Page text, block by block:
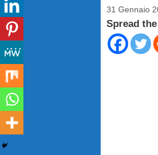
31 Gennaio
Spread